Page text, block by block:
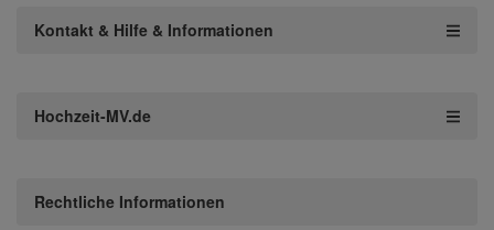
Kontakt & Hilfe & Informationen
Hochzeit-MV.de
Rechtliche Informationen